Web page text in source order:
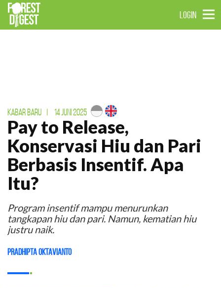
LOGIN
KABAR BARU 14 JUNI 2025
Pay to Release,
Konservasi Hiu dan Pari
Berbasis Insentif. Apa
Itu?
Program insentif mampu menurunkan
tangkapan hiu dan pari. Namun, kematian hiu
justru naik.
Pradhipta Oktavianto